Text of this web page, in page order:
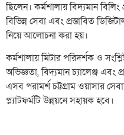
ছিলেন। কর্মশালায় বিদ্যমান বিলিং
বিভিন্ন সেবা এবং প্রস্তাবিত
নিয়ে আলোচনা করা হয়।
কর্মশালায় মিটার পরিদর্শক ও
অভিজ্ঞতা, বিদ্যমান চ্যালেঞ্জ
এসব পরামর্শ চট্টগ্রাম ওয়াসার
প্ল্যাটফর্মটি উন্নয়নে সহায়ক হবে।